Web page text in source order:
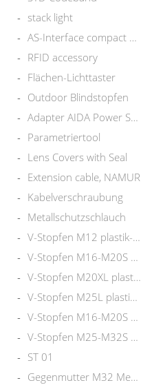
stack light
AS-Interface compact module
RFID accessory
Flächen-Lichttaster
Outdoor Blindstopfen
Adapter AIDA Power Supply
Parametriertool
Lens Covers with Seal
Extension cable, NAMUR
Kabelverschraubung
Metallschutzschlauch
V-Stopfen M12 plastik-plastik
V-Stopfen M16-M20S Plastik
V-Stopfen M20XL plastik-plasti
V-Stopfen M25L plastik-plastik
V-Stopfen M16-M20S plas.-met.
V-Stopfen M25-M32S plast.-met
ST 01
Gegenmutter M32 Mes-Ni